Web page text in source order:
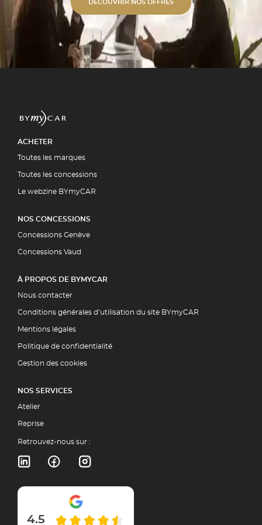
alu unies ou bi-ton. ✓
Polissage professionnel et
✓ Expertise
par la quasi-totalité des
DÉCOUVRIR NOS OFFRES
ACHETER
Toutes les marques
Toutes les concessions
Le webzine BYmyCAR
NOS CONCESSIONS
Concessions Genève
Concessions Vaud
À PROPOS DE BYMYCAR
Nous contacter
Conditions générales d’utilisation du site BYmyCAR
Mentions légales
Politique de confidentialité
Gestion des cookies
NOS SERVICES
Atelier
Reprise
Retrouvez-nous sur :
4.5